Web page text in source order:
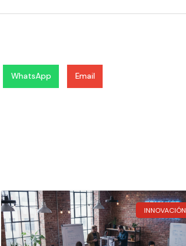
WhatsApp Email
INNOVACIÓN